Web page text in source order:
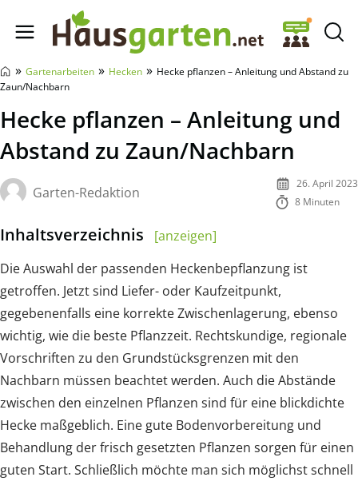
Hausgarten.net
» Gartenarbeiten » Hecken » Hecke pflanzen – Anleitung und Abstand zu
Zaun/Nachbarn
Hecke pflanzen – Anleitung und
Abstand zu Zaun/Nachbarn
Garten-Redaktion
26. April 2023
8 Minuten
Inhaltsverzeichnis
[anzeigen]
Die Auswahl der passenden Heckenbepflanzung ist
getroffen. Jetzt sind Liefer- oder Kaufzeitpunkt,
gegebenenfalls eine korrekte Zwischenlagerung, ebenso
wichtig, wie die beste Pflanzzeit. Rechtskundige, regionale
Vorschriften zu den Grundstücksgrenzen mit den
Nachbarn müssen beachtet werden. Auch die Abstände
zwischen den einzelnen Pflanzen sind für eine blickdichte
Hecke maßgeblich. Eine gute Bodenvorbereitung und
Behandlung der frisch gesetzten Pflanzen sorgen für einen
guten Start. Schließlich möchte man sich möglichst schnell